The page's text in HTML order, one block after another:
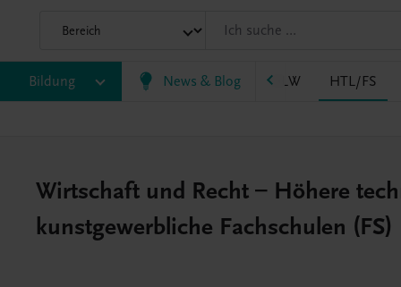
Bildung News & Blog
HLK HLPS/FSB HLT/Kolleg HLW HTL/FS
Wirtschaft und Recht – Höhere
kunstgewerbliche Fachschulen (FS)